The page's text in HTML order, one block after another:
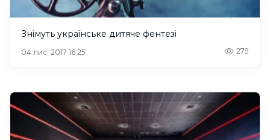
Знімуть українське дитяче фентезі
04 лис. 2017 16:25 279